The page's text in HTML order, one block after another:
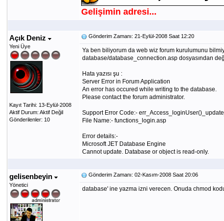
Gelişimin adresi...
Açık Deniz
Yeni Üye
Kayıt Tarihi: 13-Eylül-2008
Aktif Durum: Aktif Değil
Gönderilenler: 10
Gönderim Zamanı: 21-Eylül-2008 Saat 12:20
Ya ben biliyorum da web wiz forum kurulumunu
database/database_connection.asp dosyasından
Hata yazısı şu :
Server Error in Forum Application
An error has occured while writing to the database.
Please contact the forum administrator.
Support Error Code:-
File Name:- functions_login.asp
Error details:-
Microsoft JET Database Engine
Cannot update. Database or object is read-only.
gelisenbeyin
Yönetici
Gönderim Zamanı: 02-Kasım-2008 Saat 20:06
database' ine yazma izni verecen. Onuda chmod